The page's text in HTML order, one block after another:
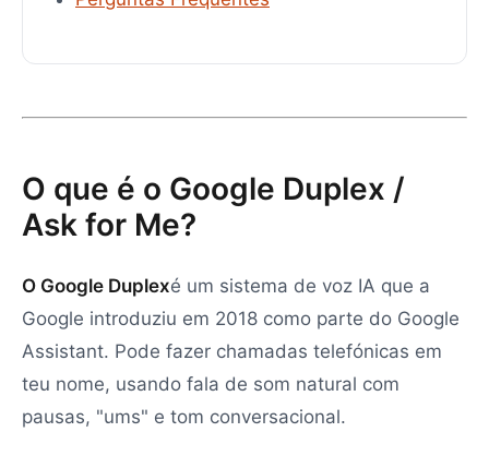
O que é o Google Duplex /
Ask for Me?
O Google Duplexé um sistema de voz IA que a
Google introduziu em 2018 como parte do Google
Assistant. Pode fazer chamadas telefónicas em
teu nome, usando fala de som natural com
pausas, "ums" e tom conversacional.